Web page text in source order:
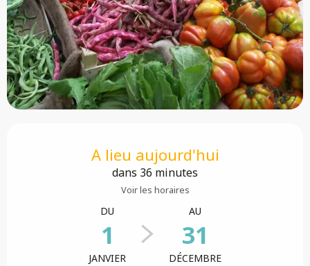
A lieu aujourd'hui
dans 36 minutes
Voir les horaires
DU
1
JANVIER
AU
31
DÉCEMBRE